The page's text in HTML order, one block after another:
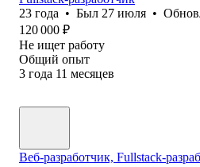
23 года • Был 27 июля •
120 000 ₽
Не ищет работу
Общий опыт
3 года 11 месяцев
Веб-разработчик, Fullstack-